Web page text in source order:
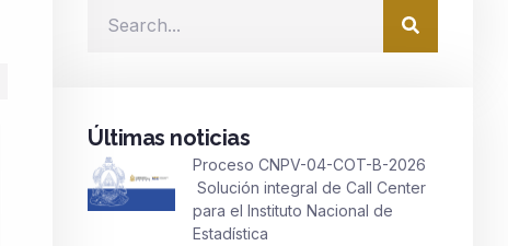
Últimas noticias
Proceso CNPV-04-COT-B-2026
Solución integral de Call Center
para el Instituto Nacional de
Estadística